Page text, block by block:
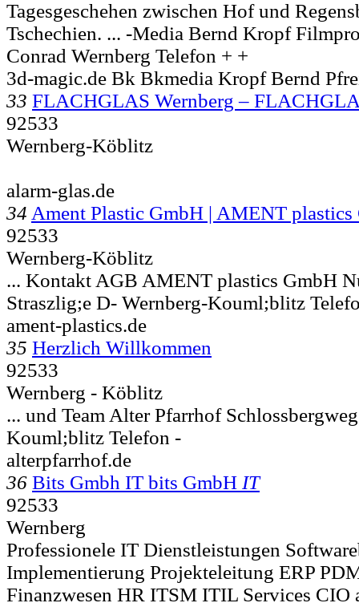
Tagesgeschehen zwischen Hof und
Tschechien. ... -Media Bernd Kropf
Conrad Wernberg Telefon + +
3d-magic.de Bk Bkmedia Kropf Bernd
33 FLACHGLAS Wernberg –
92533
Wernberg-Köblitz
alarm-glas.de
34 Ament Plastic GmbH | AMENT plastics
92533
Wernberg-Köblitz
... Kontakt AGB AMENT plastics GmbH
Straszlig;e D- Wernberg-Kouml;blitz
ament-plastics.de
35 Herzlich Willkommen
92533
Wernberg - Köblitz
... und Team Alter Pfarrhof
Kouml;blitz Telefon -
alterpfarrhof.de
36 Bits Gmbh IT bits GmbH IT
92533
Wernberg
Professionele IT Dienstleistungen
Implementierung Projekteleitung ERP
Finanzwesen HR ITSM ITIL Services CIO